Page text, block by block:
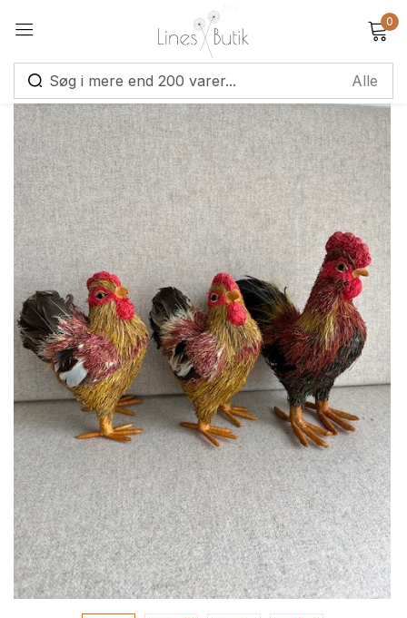
0
Log ind
Alternative:Husk mig Glemt adgangskode?
Log ind
Opret en konto